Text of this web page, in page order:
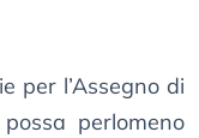
per l’Assegno di
perlomeno